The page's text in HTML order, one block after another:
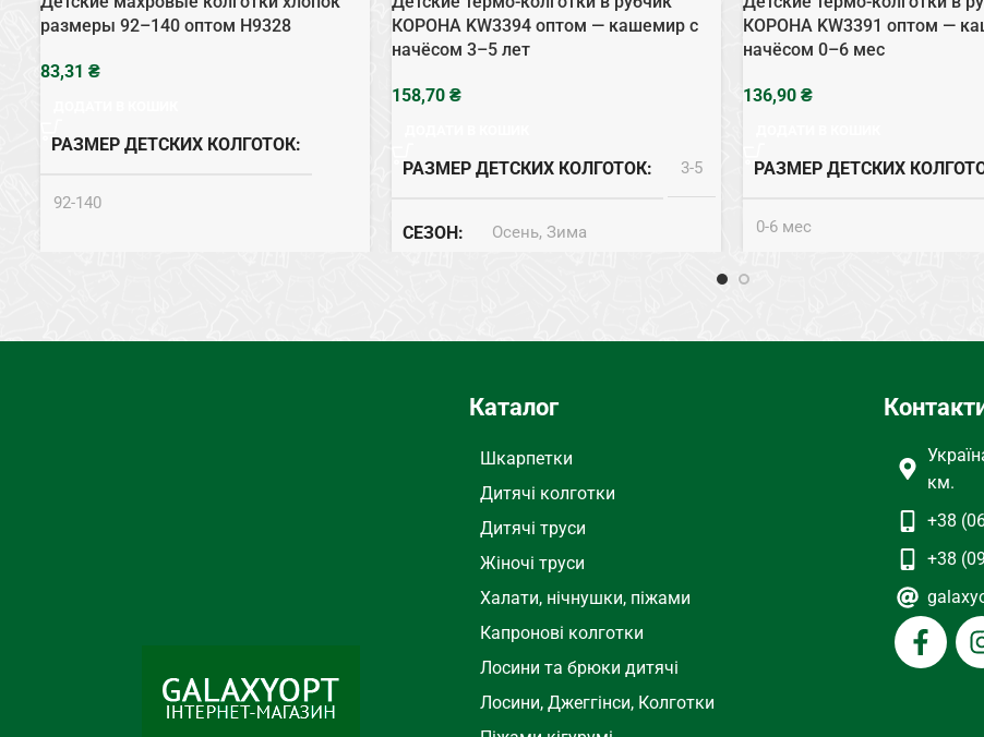
размеры 92–140 оптом H9328
₴
РАЗМЕР ДЕТСКИХ КОЛГОТОК
92-140
КОРОНА KW3394 оптом — кашемир с
начёсом 3–5 лет
₴
РАЗМЕР ДЕТСКИХ КОЛГОТОК 3-5
СЕЗОН Осень, Зима
КОРОНА KW3391 оптом —
начёсом 0–6 мес
₴
РАЗМЕР ДЕТСКИХ
0-6 мес
Колготки
ВНУТРЕННЯЯ ОТДЕЛКА
Каталог
Шкарпетки
Дитячі колготки
Дитячі труси
Жіночі труси
Халати, нічнушки, піжами
Капронові колготки
Лосини та брюки дитячі
Лосини, Джеггінси, Колготки
км.
+38
+38